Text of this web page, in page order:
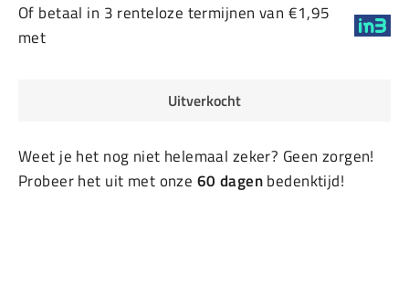
Of betaal in 3 renteloze termijnen van €1,95
met
Uitverkocht
Weet je het nog niet helemaal zeker? Geen zorgen!
Probeer het uit met onze 60 dagenbedenktijd!